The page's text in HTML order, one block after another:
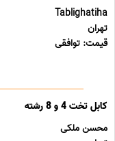
Tablighatiha
تهران
قیمت: توافقی
کابل تخت 4 و 8 رشته
محسن ملکی